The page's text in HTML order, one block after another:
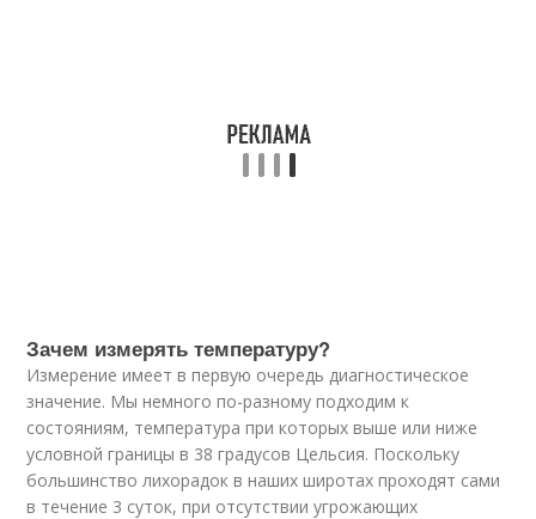
Зачем измерять температуру?
Измерение имеет в первую очередь диагностическое
значение. Мы немного по-разному подходим к
состояниям, температура при которых выше или ниже
условной границы в 38 градусов Цельсия. Поскольку
большинство лихорадок в наших широтах проходят сами
в течение 3 суток, при отсутствии угрожающих